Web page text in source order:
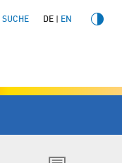
SUCHE DE EN